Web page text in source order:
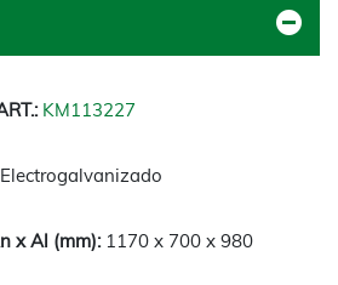
KM113227
Electrogalvanizado
1170 x 700 x 980